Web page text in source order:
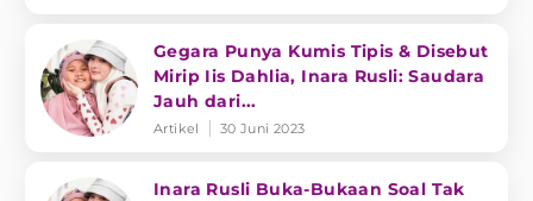
Gegara Punya Kumis Tipis & Disebut
Mirip Iis Dahlia, Inara Rusli: Saudara
Jauh dari...
Artikel 30 Juni 2023
Inara Rusli Buka-Bukaan Soal Tak